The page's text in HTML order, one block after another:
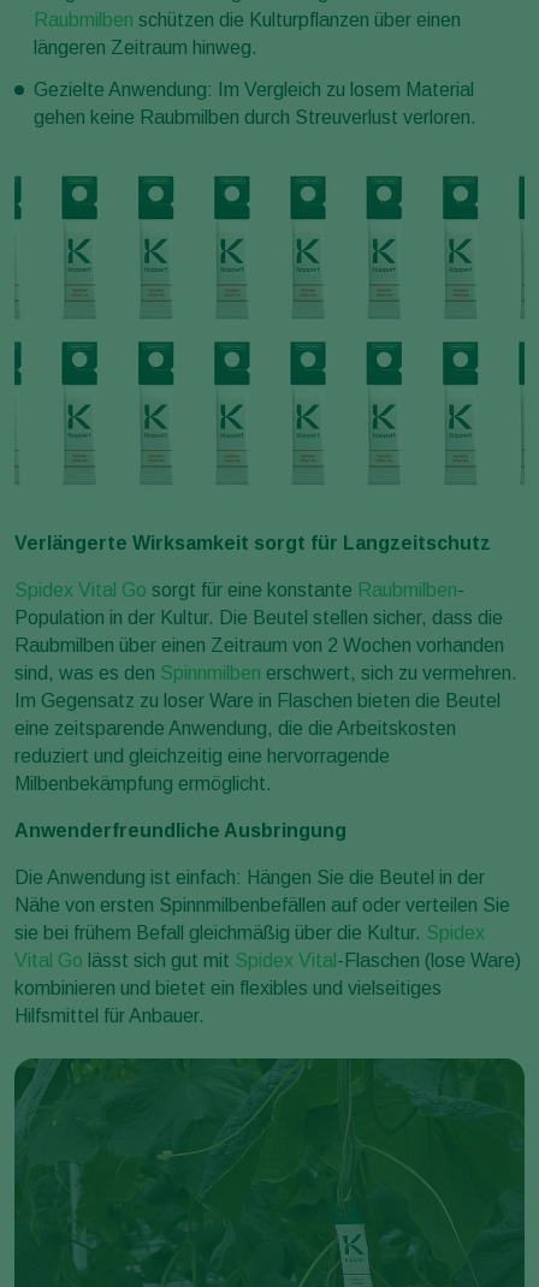
Raubmilben schützen die Kulturpflanzen über einen
längeren Zeitraum hinweg.
Gezielte Anwendung: Im Vergleich zu losem Material
gehen keine Raubmilben durch Streuverlust verloren.
Verlängerte Wirksamkeit sorgt für Langzeitschutz
Spidex Vital Go sorgt für eine konstante Raubmilben-
Population in der Kultur. Die Beutel stellen sicher, dass die
Raubmilben über einen Zeitraum von 2 Wochen vorhanden
sind, was es den Spinnmilben erschwert, sich zu vermehren.
Im Gegensatz zu loser Ware in Flaschen bieten die Beutel
eine zeitsparende Anwendung, die die Arbeitskosten
reduziert und gleichzeitig eine hervorragende
Milbenbekämpfung ermöglicht.
Anwenderfreundliche Ausbringung
Die Anwendung ist einfach: Hängen Sie die Beutel in der
Nähe von ersten Spinnmilbenbefällen auf oder verteilen Sie
sie bei frühem Befall gleichmäßig über die Kultur. Spidex
Vital Go lässt sich gut mit Spidex Vital -Flaschen (lose Ware)
kombinieren und bietet ein flexibles und vielseitiges
Hilfsmittel für Anbauer.